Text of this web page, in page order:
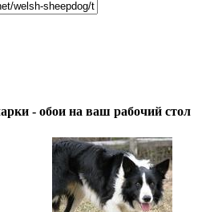
- обои на ваш рабочий стол